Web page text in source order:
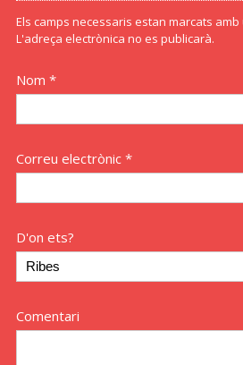
Els camps necessaris estan marcats
L'adreça electrònica no es publicarà.
Nom *
Correu electrònic *
D'on ets?
Comentari